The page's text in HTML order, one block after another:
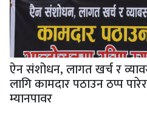
ऐन संशोधन, लागत खर्च र
लागि कामदार पठाउन ठप्प
म्यानपावर